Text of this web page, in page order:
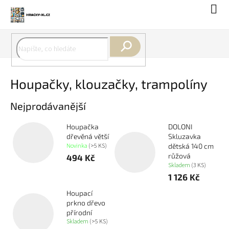
obsah
Houpačky, klouzačky, trampolíny
Nejprodávanější
Houpačka
dřevěná větší
Novinka (>5 KS)
494 Kč
DOLONI
Skluzavka
dětská 140 cm
růžová
Skladem (3 KS)
1 126 Kč
Houpací
prkno dřevo
přírodní
Skladem (>5 KS)